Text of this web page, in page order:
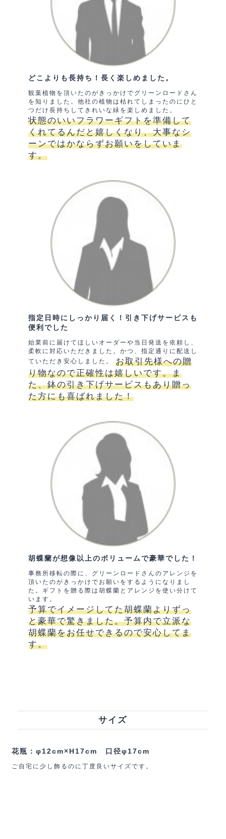
どこよりも長持ち！長く楽しめました。
観葉植物を頂いたのがきっかけでグリーンロードさん
を知りました。他社の植物は枯れてしまったのにひと
つだけ長持ちしてきれいな緑を楽しめました。
状態のいいフラワーギフトを準備して
くれてるんだと嬉しくなり、大事なシ
ーンではかならずお願いをしていま
す。
指定日時にしっかり届く！引き下げサービスも
便利でした
始業前に届けてほしいオーダーや当日発送を依頼し、
柔軟に対応いただきました。かつ、指定通りに配送し
ていただき安心しました。 お取引先様への贈
り物なので正確性は嬉しいです。ま
た、鉢の引き下げサービスもあり贈っ
た方にも喜ばれました！
胡蝶蘭が想像以上のボリュームで豪華でした！
事務所移転の際に、グリーンロードさんのアレンジを
頂いたのがきっかけでお願いをするようになりまし
た。ギフトを贈る際は胡蝶蘭とアレンジを使い分けて
います。
予算でイメージしてた胡蝶蘭よりずっ
と豪華で驚きました。予算内で立派な
胡蝶蘭をお任せできるので安心してま
す。
サイズ
花瓶：φ12cm×H17cm 口径φ17cm
ご自宅に少し飾るのに丁度良いサイズです。